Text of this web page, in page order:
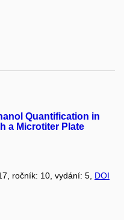
Quantification in
a Microtiter Plate
ročník: 10, vydání: 5, DOI